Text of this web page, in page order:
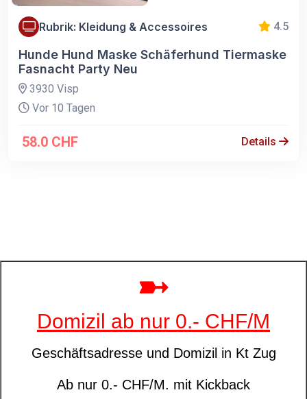
Rubrik: Kleidung & Accessoires 4.5
Hunde Hund Maske Schäferhund Tiermaske
Fasnacht Party Neu
3930 Visp
Vor 10 Tagen
58.0 CHF Details